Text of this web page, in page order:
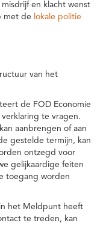
en klacht wenst
met de lokale politie
van het
de FOD Economie
te vragen.
aanbrengen of aan
gestelde termijn, kan
ontzegd voor
gelijkaardige feiten
toegang worden
het Meldpunt heeft
te treden, kan